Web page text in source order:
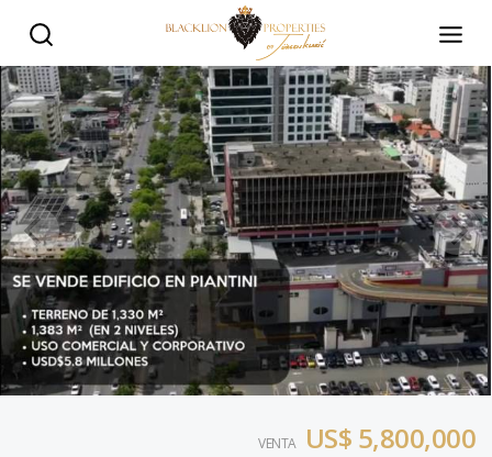
VENTA US$ 5,800,000
Edificion Comercial en Venta en la zona de Piantini - Black